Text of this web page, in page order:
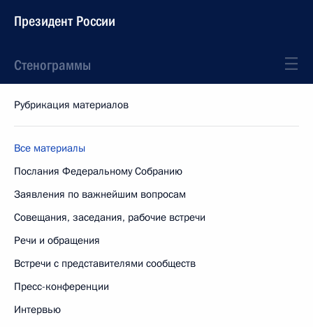
Президент России
Стенограммы
Рубрикация материалов
Все материалы
Послания Федеральному Собранию
Заявления по важнейшим вопросам
Совещания, заседания, рабочие встречи
Речи и обращения
Встречи с представителями сообществ
Пресс-конференции
Интервью